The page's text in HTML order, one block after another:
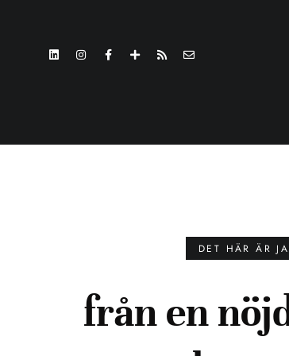
DET HÄR ÄR
från en